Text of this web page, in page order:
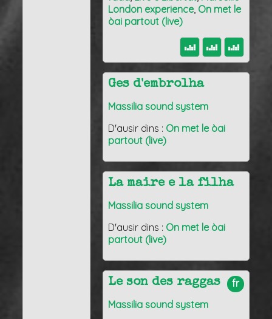
London experience, On met le
òai partout (live)
Ges d'embrolha
Massilia sound system
D'ausir dins : On met le òai
partout (live)
La maire e la filha
Massilia sound system
D'ausir dins : On met le òai
partout (live)
fr
Le son des raggas
Massilia sound system